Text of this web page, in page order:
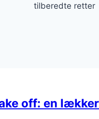
tilberedte retter
off: en